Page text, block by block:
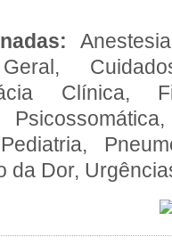
Clínica,
da Dor,